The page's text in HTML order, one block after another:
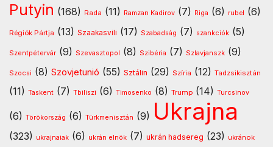
Putyin (168) Rada (11) Ramzan Kadirov (7) Riga (6) rubel (6)
Régiók Pártja (13) Szaakasvili (17) Szabadság (7) szankciók (5)
Szentpétervár (9) Szevasztopol (8) Szibéria (7) Szlavjanszk (9)
Szocsi (8) Szovjetunió (55) Sztálin (29) Szíria (12) Tadzsikisztán
(11) Taskent (7) Tbiliszi (6) Timosenko (8) Trump (14) Turcsinov
(6) Törökország (6) Türkmenisztán (9) Ukrajna
(323) ukrajnaiak (6) ukrán elnök (7) ukrán hadsereg (23) ukránok